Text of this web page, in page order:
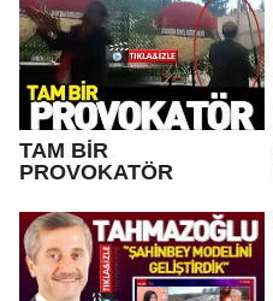
TAM BİR
PROVOKATÖR